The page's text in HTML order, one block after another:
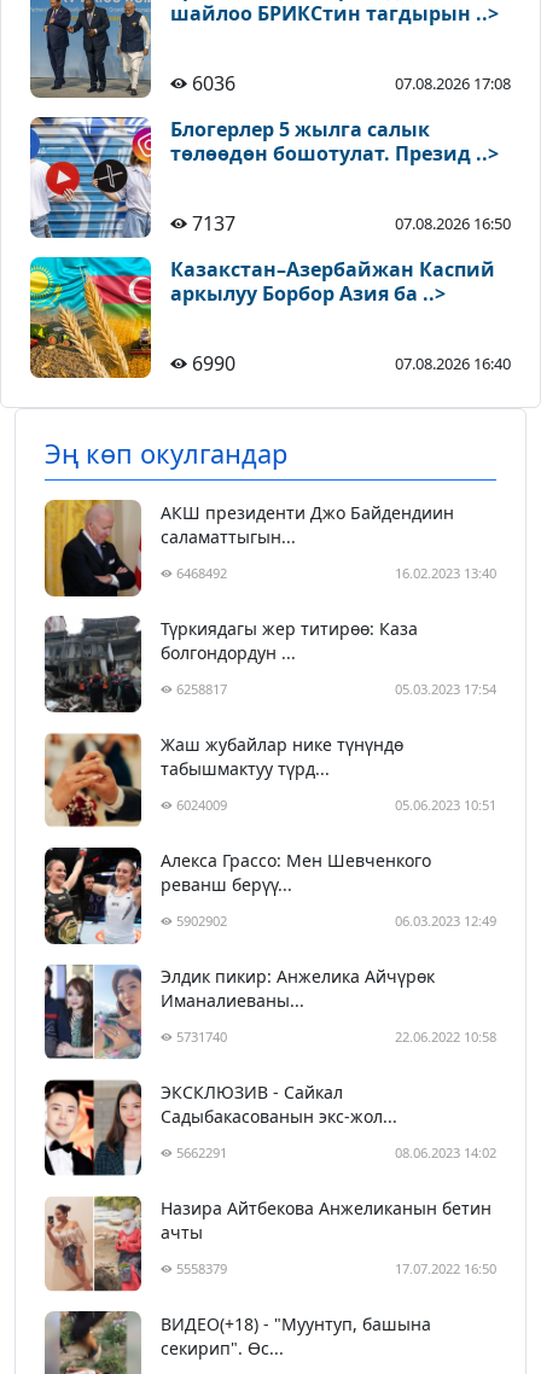
шайлоо БРИКСтин тагдырын ..>
6036 07.08.2026 17:08
Блогерлер 5 жылга салык
төлөөдөн бошотулат. Презид ..>
7137 07.08.2026 16:50
Казакстан–Азербайжан Каспий
аркылуу Борбор Азия ба ..>
6990 07.08.2026 16:40
Эң көп окулгандар
АКШ президенти Джо Байдендиин
саламаттыгын...
6468492 16.02.2023 13:40
Түркиядагы жер титирөө: Каза
болгондордун ...
6258817 05.03.2023 17:54
Жаш жубайлар нике түнүндө
табышмактуу түрд...
6024009 05.06.2023 10:51
Алекса Грассо: Мен Шевченкого
реванш берүү...
5902902 06.03.2023 12:49
Элдик пикир: Анжелика Айчүрөк
Иманалиеваны...
5731740 22.06.2022 10:58
ЭКСКЛЮЗИВ - Сайкал
Садыбакасованын экс-жол...
5662291 08.06.2023 14:02
Назира Айтбекова Анжеликанын бетин
ачты
5558379 17.07.2022 16:50
ВИДЕО(+18) - "Муунтуп, башына
секирип". Өс...